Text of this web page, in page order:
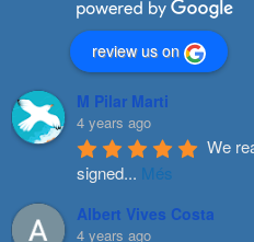
review us on
M Pilar Marti
4 years ago
We
signed... Més
Albert Vives Costa
4 years ago